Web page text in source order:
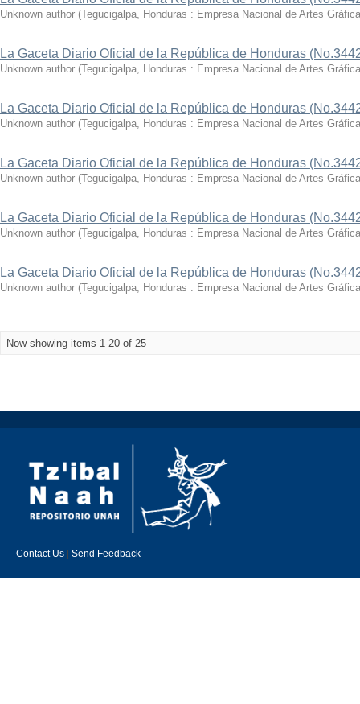
Unknown author (Tegucigalpa, Honduras : Empresa Nacional de Artes
La Gaceta Diario Oficial de la República de Honduras
Unknown author (Tegucigalpa, Honduras : Empresa Nacional de Artes
La Gaceta Diario Oficial de la República de Honduras
Unknown author (Tegucigalpa, Honduras : Empresa Nacional de Artes
La Gaceta Diario Oficial de la República de Honduras
Unknown author (Tegucigalpa, Honduras : Empresa Nacional de Artes
La Gaceta Diario Oficial de la República de Honduras
Unknown author (Tegucigalpa, Honduras : Empresa Nacional de Artes
La Gaceta Diario Oficial de la República de Honduras
Unknown author (Tegucigalpa, Honduras : Empresa Nacional de Artes
Now showing items 1-20 of 25
Contact Us Send Feedback